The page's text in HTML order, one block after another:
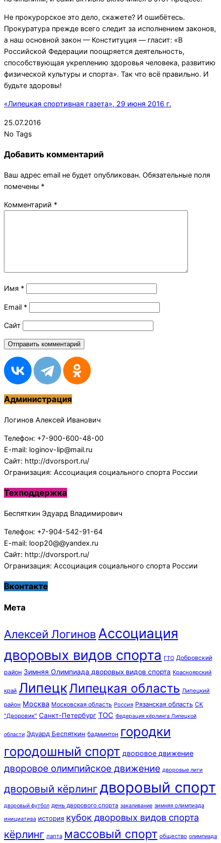
Не прокурорское это дело, скажете? И ошибётесь.
Прокуратура прежде всего следит за исполнением законов,
а наш основной закон — Конституция — гласит: «В
Российской Федерации поощряется деятельность,
способствующая укреплению здоровья человека, развитию
физической культуры и спорта». Так что всё правильно. И
будьте здоровы!
«Липецкая спортивная газета», 29 июня 2016 г.
2016-
07-
25.07.2016
No Tags
Добавить комментарий
Ваш адрес email не будет опубликован. Обязательные поля
помечены *
Комментарий *
Имя *
Email *
Сайт
Администрация
Логинов Алексей Иванович
Телефон: +7-900-600-48-00
E-mail: loginov-lip@mail.ru
Сайт: http://dvorsport.ru/
Огранизация: Ассоциация социального спорта России
Техподдержка
Беспяткин Эдуард Владимирович
Телефон: +7-904-542-91-64
E-mail: loop20@@yandex.ru
Сайт: http://dvorsport.ru/
Огранизация: Ассоциация социального спорта России
Вконтакте
Мета
Алексей Логинов Ассоциация
дворовых видов спорта ГТО Добровский
район Зимняя Олимпиада дворовых видов спорта Красноярский
край ЛипецкЛипецкая область Липецкий
район Москва Московская область Россия Рязанская область СК
"Дворовик" Санкт-Петербург ТОС Федерация кёрлинга Липецкой
области Эдуард Беспяткин бадминтон городки
городошный спорт дворовое движение
дворовое олимпийское движение дворовые лиги
дворовый кёрлинг дворовый спорт
дворовый футбол день дворового спорта закаливание зимняя олимпиада
инициатива история кубок дворовых видов спорта
кёрлинг лапта массовый спорт общество олимпиада